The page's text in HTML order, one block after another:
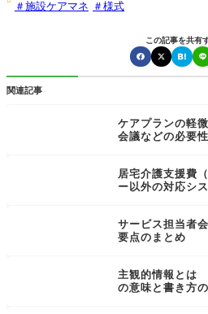
施設ケアマネ
様式
この記事を共有
関連記事
ケアプランの軽
会議などの必要性
居宅介護支援費
ー以外の対応シ
サービス担当者
要点のまとめ
主観的情報とは
の意味と書き方